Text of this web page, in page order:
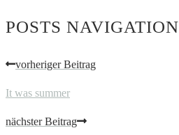
POSTS NAVIGATION
vorheriger Beitrag
It was summer
nächster Beitrag